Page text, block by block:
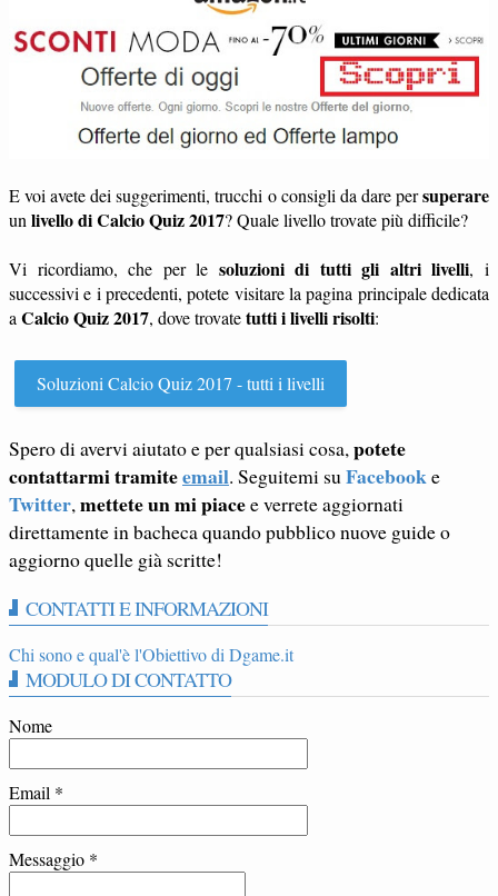
E voi avete dei suggerimenti, trucchi o consigli da dare persuperare
un livello di Calcio Quiz 2017? Quale livello trovate più difficile?
Vi ricordiamo, che per le soluzioni di tutti gli altri livelli, i
successivi e i precedenti, potete visitare la pagina principale dedicata
a Calcio Quiz 2017, dove trovatetutti i livelli risolti:
Soluzioni Calcio Quiz 2017 - tutti i livelli
Spero di avervi aiutato e per qualsiasi cosa, potete
contattarmi tramiteemail. Seguitemi su Facebooke
Twitter, mettete un mi piacee verrete aggiornati
direttamente in bacheca quando pubblico nuove guide o
aggiorno quelle già scritte!
CONTATTI E INFORMAZIONI
Chi sono e qual'è l'Obiettivo di Dgame.it
MODULO DI CONTATTO
Nome
Email *
Messaggio *